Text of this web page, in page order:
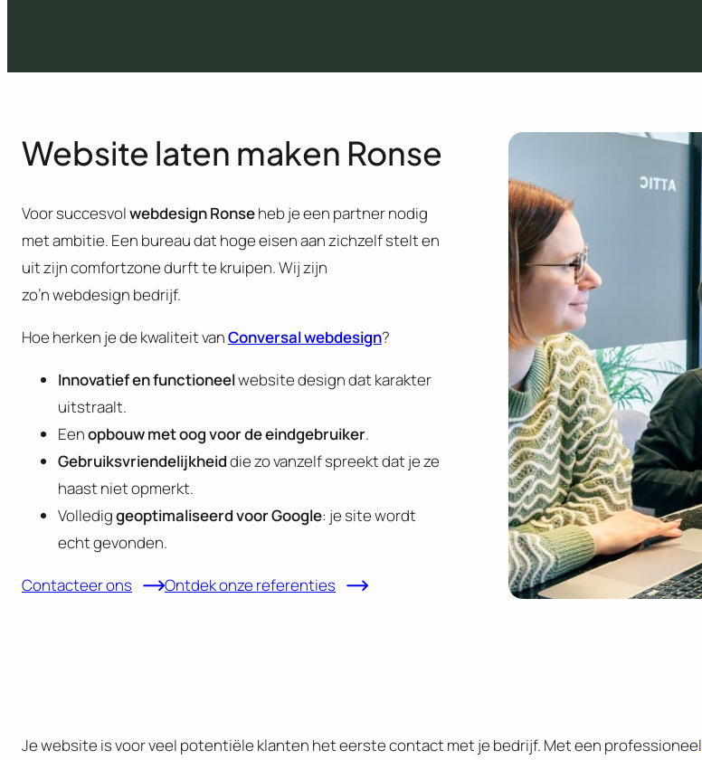
Website laten maken Ronse
Voor succesvolwebdesign Ronseheb je een partner nodig
met ambitie. Een bureau dat hoge eisen aan zichzelf stelt en
uit zijn comfortzone durft te kruipen. Wij zijn
zo’n webdesign bedrijf.
Hoe herken je de kwaliteit vanConversal webdesign?
Innovatief en functioneelwebsite design dat karakter
uitstraalt.
Eenopbouw met oog voor de eindgebruiker.
Gebruiksvriendelijkheiddie zo vanzelf spreekt dat je ze
haast niet opmerkt.
Vollediggeoptimaliseerd voor Google: je site wordt
echt gevonden.
Contacteer ons Ontdek onze referenties
Je website is voor veel potentiële klanten het eerste contact met je bedrijf. Met een professioneel